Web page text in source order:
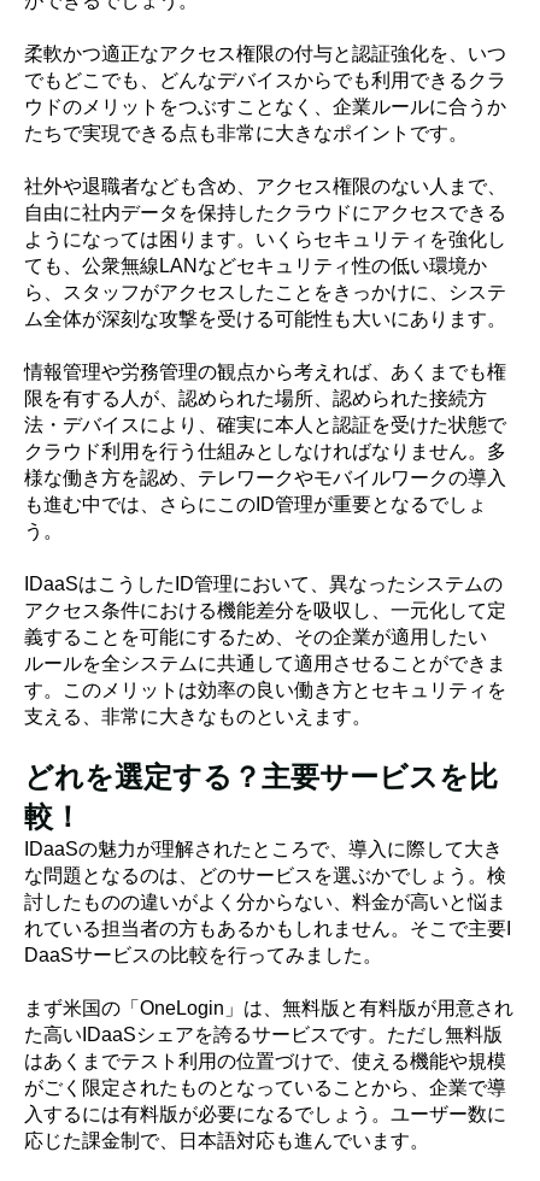
柔軟かつ適正なアクセス権限の付与と認証強化を、いつ
でもどこでも、どんなデバイスからでも利用できるクラ
ウドのメリットをつぶすことなく、企業ルールに合うか
たちで実現できる点も非常に大きなポイントです。
社外や退職者なども含め、アクセス権限のない人まで、
自由に社内データを保持したクラウドにアクセスできる
ようになっては困ります。いくらセキュリティを強化し
ても、公衆無線LANなどセキュリティ性の低い環境か
ら、スタッフがアクセスしたことをきっかけに、システ
ム全体が深刻な攻撃を受ける可能性も大いにあります。
情報管理や労務管理の観点から考えれば、あくまでも権
限を有する人が、認められた場所、認められた接続方
法・デバイスにより、確実に本人と認証を受けた状態で
クラウド利用を行う仕組みとしなければなりません。多
様な働き方を認め、テレワークやモバイルワークの導入
も進む中では、さらにこのID管理が重要となるでしょ
う。
IDaaSはこうしたID管理において、異なったシステムの
アクセス条件における機能差分を吸収し、一元化して定
義することを可能にするため、その企業が適用したい
ルールを全システムに共通して適用させることができま
す。このメリットは効率の良い働き方とセキュリティを
支える、非常に大きなものといえます。
どれを選定する？主要サービスを比
較！
IDaaSの魅力が理解されたところで、導入に際して大き
な問題となるのは、どのサービスを選ぶかでしょう。検
討したものの違いがよく分からない、料金が高いと悩ま
れている担当者の方もあるかもしれません。そこで主要I
DaaSサービスの比較を行ってみました。
まず米国の「OneLogin」は、無料版と有料版が用意され
た高いIDaaSシェアを誇るサービスです。ただし無料版
はあくまでテスト利用の位置づけで、使える機能や規模
がごく限定されたものとなっていることから、企業で導
入するには有料版が必要になるでしょう。ユーザー数に
応じた課金制で、日本語対応も進んでいます。